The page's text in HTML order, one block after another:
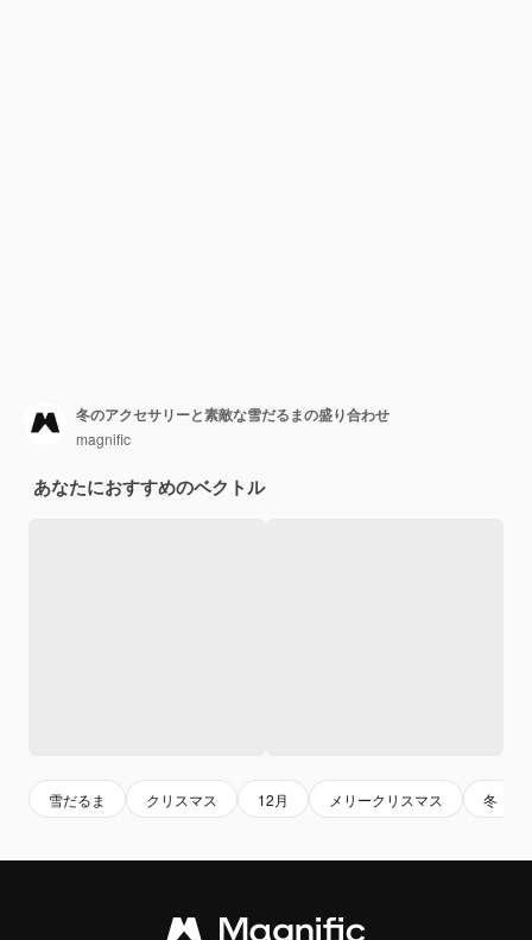
冬のアクセサリーと素敵な雪だるまの盛り合わせ
magnific
あなたにおすすめのベクトル
雪だるま クリスマス 12月 メリークリスマス 冬